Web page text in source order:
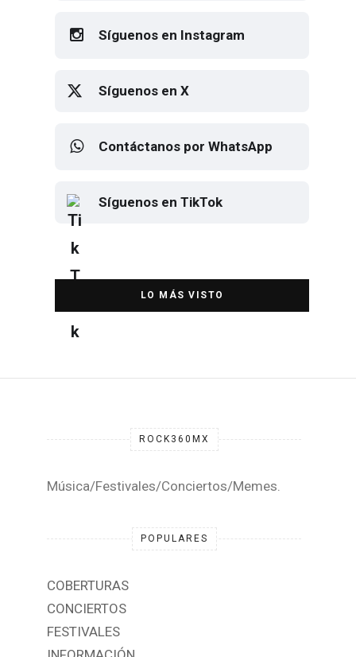
Síguenos en Facebook
Síguenos en Instagram
Síguenos en X
Contáctanos por WhatsApp
DESTACADA
Elton John regresa a CDMX para
despedirse en el Estadio Banorte
ROCK360MX
Música/Festivales/Conciertos/Memes.
COBERTURAS